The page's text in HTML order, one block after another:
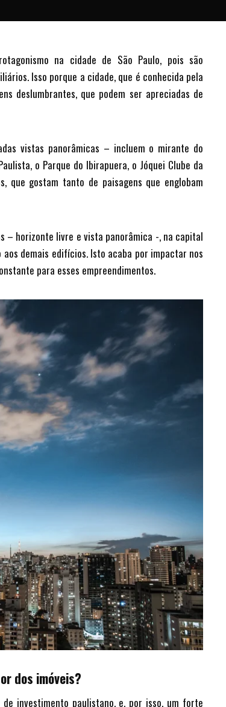
na cidade de São Paulo, pois são
Isso porque a cidade, que é conhecida pela
deslumbrantes, que podem ser apreciadas de
vistas panorâmicas – incluem o mirante do
o Parque do Ibirapuera, o Jóquei Clube da
que gostam tanto de paisagens que englobam
– horizonte livre e vista panorâmica -, na capital
demais edifícios. Isto acaba por impactar nos
para esses empreendimentos.
dos imóveis?
investimento paulistano, e, por isso, um forte